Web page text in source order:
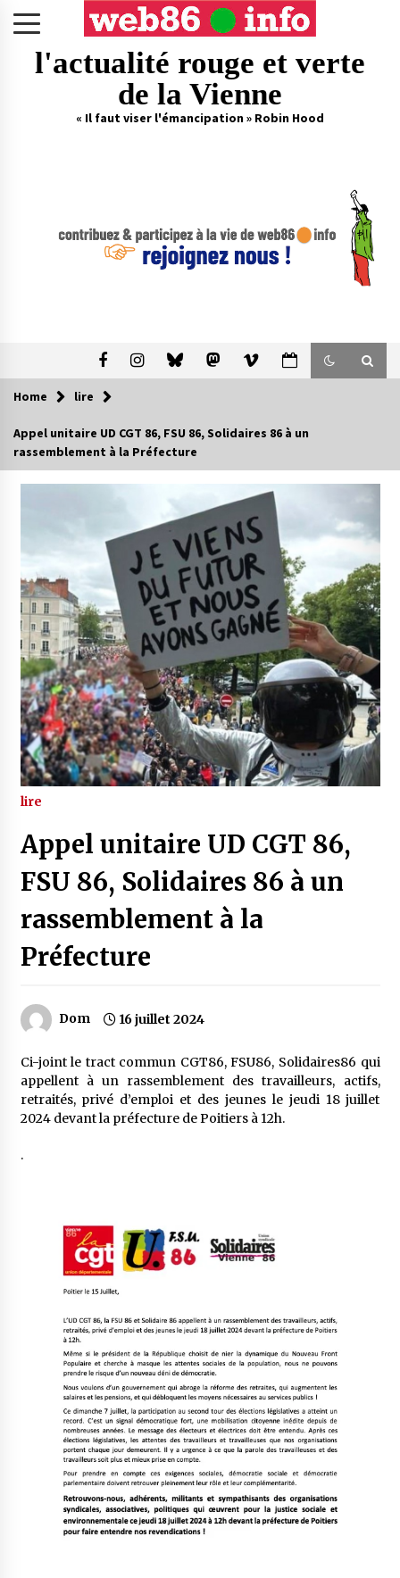
l'actualité rouge et verte
de la Vienne
« Il faut viser l'émancipation » Robin Hood
Home lire
Appel unitaire UD CGT 86, FSU 86, Solidaires 86 à un
rassemblement à la Préfecture
lire
Appel unitaire UD CGT 86,
FSU 86, Solidaires 86 à un
rassemblement à la
Préfecture
Dom 16 juillet 2024
Ci-joint le tract commun CGT86, FSU86, Solidaires86 qui
appellent à un rassemblement des travailleurs, actifs,
retraités, privé d’emploi et des jeunes le jeudi 18 juillet
2024 devant la préfecture de Poitiers à 12h.
.